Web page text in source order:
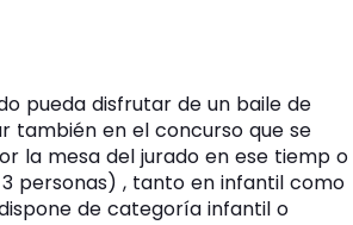
pueda disfrutar de un baile de
también en el concurso que se
la mesa del jurado en ese tiemp o
personas) , tanto en infantil como
de categoría infantil o